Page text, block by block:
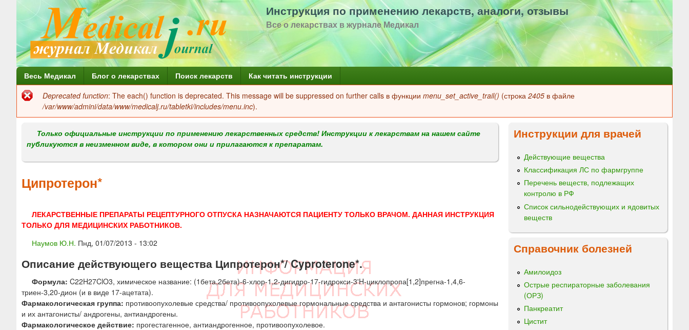
Перейти
к
содержанию
Инструкция по применению лекарств, аналоги, отзывы
Все о лекарствах в журнале Медикал
Г
л
н
м
н
Весь Медикал Блог о лекарствах Поиск лекарств Как читать инструкции
Сообщение
об
ошибке
Deprecated function: The each() function is deprecated. This message will be suppressed on further calls в функции menu_set_active_trail() (строка 2405 в файле
/var/www/admini/data/www/medicalj.ru/tabletki/includes/menu.inc).
Только официальные инструкции по применению лекарственных средств! Инструкции к лекарствам на нашем сайте
публикуются в неизменном виде, в котором они и прилагаются к препаратам.
Ципротерон*
ЛЕКАРСТВЕННЫЕ ПРЕПАРАТЫ РЕЦЕПТУРНОГО ОТПУСКА НАЗНАЧАЮТСЯ ПАЦИЕНТУ ТОЛЬКО ВРАЧОМ. ДАННАЯ ИНСТРУКЦИЯ
ТОЛЬКО ДЛЯ МЕДИЦИНСКИХ РАБОТНИКОВ.
Наумов Ю.Н. Пнд, 01/07/2013 - 13:02
Описание действующего вещества Ципротерон*/ Cyproterone*.
Формула: C22H27ClO3, химическое название: (1бета,2бета)-6-хлор-1,2-дигидро-17-гидрокси-3'H-циклопропа[1,2]прегна-1,4,6-
триен-3,20-дион (и в виде 17-ацетата).
Фармакологическая группа: противоопухолевые средства/ противоопухолевые гормональные средства и антагонисты гормонов; гормоны
и их антагонисты/ андрогены, антиандрогены.
Фармакологическое действие: прогестагенное, антиандрогенное, противоопухолевое.
Инструкции для врачей
Действующие вещества
Классификация ЛС по фармгруппе
Перечень веществ, подлежащих
контролю в РФ
Список сильнодействующих и ядовитых
веществ
Справочник болезней
Амилоидоз
Острые респираторные заболевания
(ОРЗ)
Панкреатит
Цистит